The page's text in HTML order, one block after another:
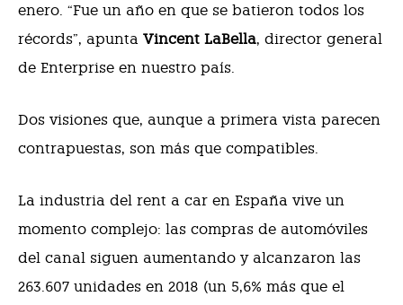
enero. “Fue un año en que se batieron todos los
récords”, apunta Vincent LaBella, director general
de Enterprise en nuestro país.
Dos visiones que, aunque a primera vista parecen
contrapuestas, son más que compatibles.
La industria del rent a car en España vive un
momento complejo: las compras de automóviles
del canal siguen aumentando y alcanzaron las
263.607 unidades en 2018 (un 5,6% más que el